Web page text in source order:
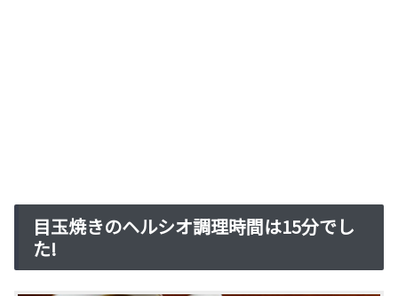
目玉焼きのヘルシオ調理時間は15分でし
た!